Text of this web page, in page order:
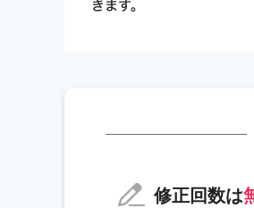
修正回数は